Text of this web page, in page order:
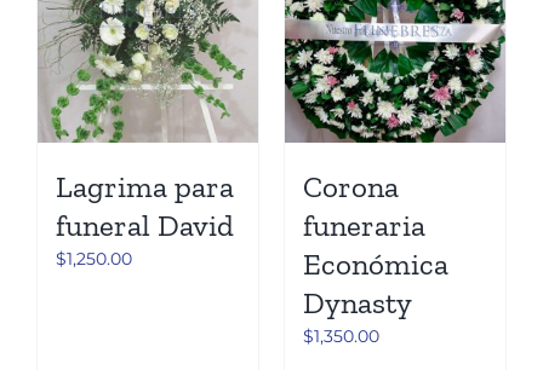
Lagrima para
funeral David
$1,250.00
Corona
funeraria
Económica
Dynasty
$1,350.00